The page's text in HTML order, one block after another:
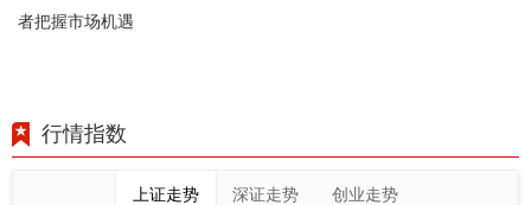
者把握市场机遇
行情指数
上证走势 深证走势 创业走势